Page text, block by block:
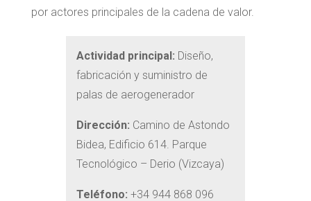
por actores principales de la cadena de valor.
Actividad principal: Diseño,
fabricación y suministro de
palas de aerogenerador
Dirección: Camino de Astondo
Bidea, Edificio 614. Parque
Tecnológico – Derio (Vizcaya)
Teléfono: +34 944 868 096